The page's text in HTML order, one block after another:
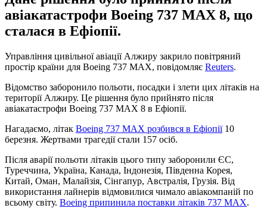
авіакатастрофи Boeing 737 MAX 8, що
сталася в Ефіопії.
Управління цивільної авіації Алжиру закрило повітряний
простір країни для Boeing 737 MAX, повідомляє Reuters.
Відомство заборонило польоти, посадки і злети цих літаків на
території Алжиру. Це рішення було прийнято після
авіакатастрофи Boeing 737 MAX 8 в Ефіопії.
Нагадаємо, літак Boeing 737 MAX розбився в Ефіопії10
березня. Жертвами трагедії стали 157 осіб.
Після аварії польоти літаків цього типу заборонили ЄС,
Туреччина, Україна, Канада, Індонезія, Південна Корея,
Китай, Оман, Малайзія, Сінгапур, Австралія, Грузія. Від
використання лайнерів відмовилися чимало авіакомпаній по
всьому світу. Boeing припинила поставки літаків 737 MAX.